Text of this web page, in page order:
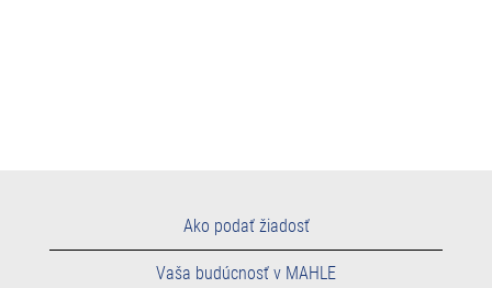
Ako podať žiadosť
Vaša budúcnosť v MAHLE